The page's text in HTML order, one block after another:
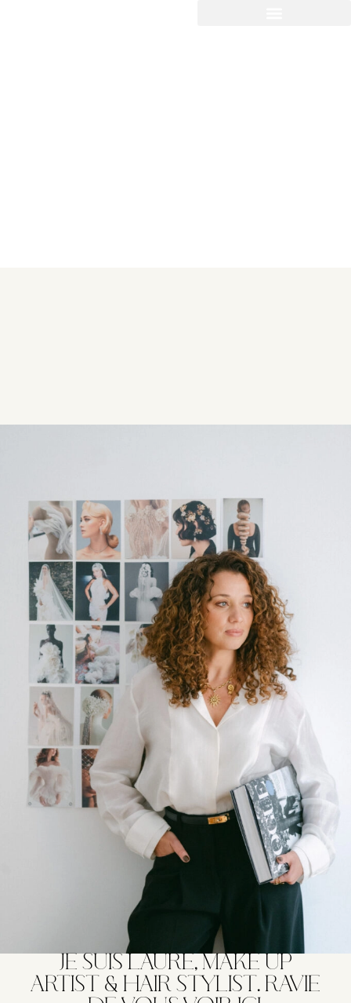
JE SUIS LAURE, MAKE UP
ARTIST & HAIR STYLIST. RAVIE